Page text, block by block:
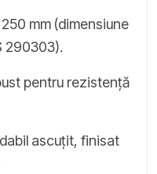
mm (dimensiune
290303).
pentru rezistență
ascuțit, finisat